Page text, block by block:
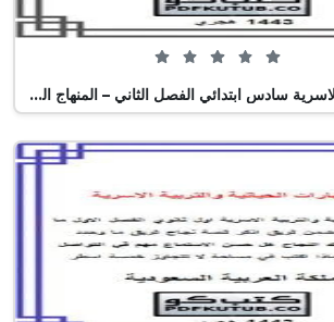
0 من 5 (0 تصويت)
اسئلة اختبار التربية الاسرية سادس ابتدائي الفصل الثاني – المنهاج السعودي